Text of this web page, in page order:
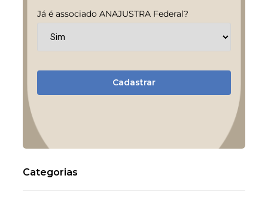
Já é associado ANAJUSTRA Federal?
Cadastrar
Categorias